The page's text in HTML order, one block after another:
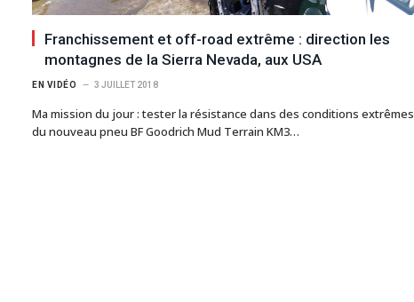
Franchissement et off-road extrême : direction les
montagnes de la Sierra Nevada, aux USA
EN VIDÉO 3 JUILLET 2018
Ma mission du jour : tester la résistance dans des conditions extrêmes
du nouveau pneu BF Goodrich Mud Terrain KM3…